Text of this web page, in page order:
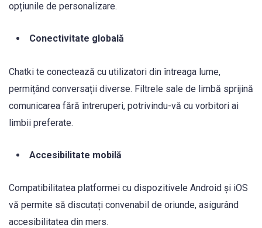
opțiunile de personalizare.
Conectivitate globală
Chatki te conectează cu utilizatori din întreaga lume,
permițând conversații diverse. Filtrele sale de limbă sprijină
comunicarea fără întreruperi, potrivindu-vă cu vorbitori ai
limbii preferate.
Accesibilitate mobilă
Compatibilitatea platformei cu dispozitivele Android și iOS
vă permite să discutați convenabil de oriunde, asigurând
accesibilitatea din mers.